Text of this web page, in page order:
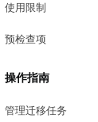
使用限制
预检查项
操作指南
管理迁移任务